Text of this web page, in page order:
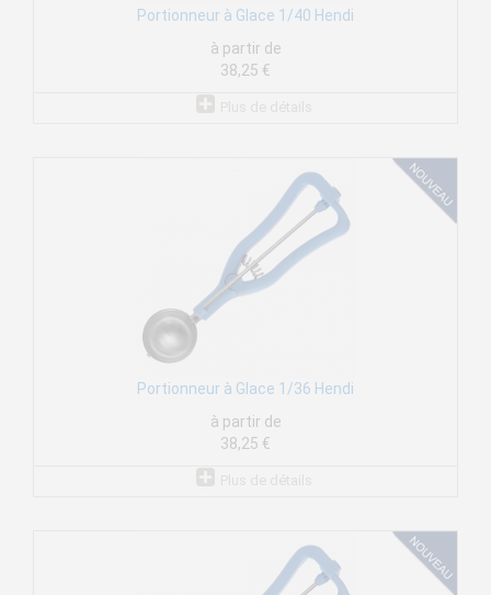
Portionneur à Glace 1/40 Hendi
à partir de
38,25 €
Portionneur à Glace 1/36 Hendi
à partir de
38,25 €